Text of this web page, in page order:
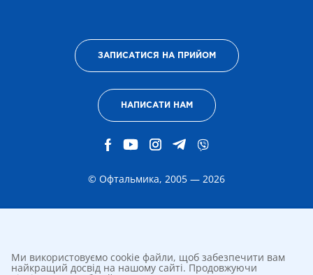
ЗАПИСАТИСЯ НА ПРИЙОМ
НАПИСАТИ НАМ
© Офтальмика, 2005 — 2026
Ми використовуємо cookie файли, щоб забезпечити вам
найкращий досвід на нашому сайті. Продовжуючи